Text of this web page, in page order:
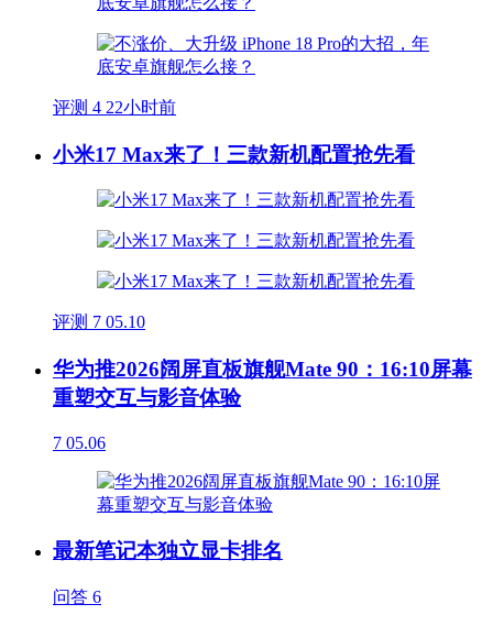
评测 4 22小时前
小米17 Max来了！三款新机配置抢先看
评测 7 05.10
华为推2026阔屏直板旗舰Mate 90：16:10屏幕
重塑交互与影音体验
7 05.06
最新笔记本独立显卡排名
问答 6